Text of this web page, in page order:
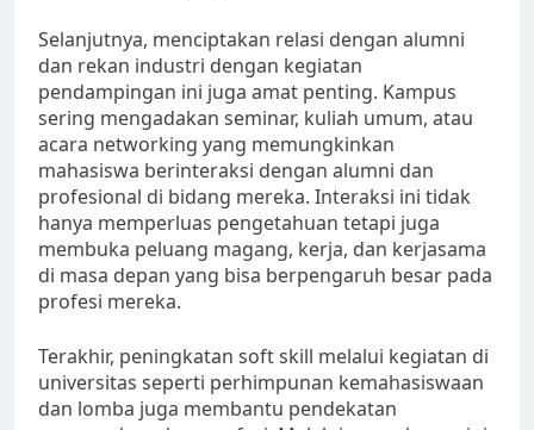
Selanjutnya, menciptakan relasi dengan alumni
dan rekan industri dengan kegiatan
pendampingan ini juga amat penting. Kampus
sering mengadakan seminar, kuliah umum, atau
acara networking yang memungkinkan
mahasiswa berinteraksi dengan alumni dan
profesional di bidang mereka. Interaksi ini tidak
hanya memperluas pengetahuan tetapi juga
membuka peluang magang, kerja, dan kerjasama
di masa depan yang bisa berpengaruh besar pada
profesi mereka.
Terakhir, peningkatan soft skill melalui kegiatan di
universitas seperti perhimpunan kemahasiswaan
dan lomba juga membantu pendekatan